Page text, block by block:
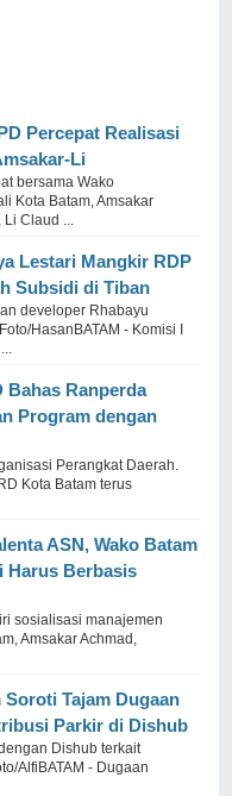
Percepat Realisasi
Li
bersama Wako
Kota Batam, Amsakar
Claud ...
Lestari Mangkir RDP
Subsidi di Tiban
developer Rhabayu
HasanBATAM - Komisi I
Bahas Ranperda
Program dengan
Perangkat Daerah.
Kota Batam terus
ASN, Wako Batam
Harus Berbasis
sosialisasi manajemen
Amsakar Achmad,
Tajam Dugaan
Parkir di Dishub
Dishub terkait
AlfiBATAM - Dugaan